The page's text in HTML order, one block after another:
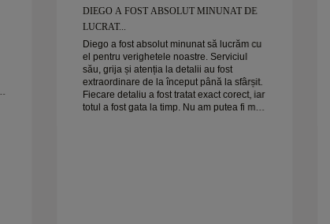
DIEGO A FOST ABSOLUT MINUNAT DE
LUCRAT...
Diego a fost absolut minunat să lucrăm cu
el pentru verighetele noastre. Serviciul
său, grija și atenția la detalii au fost
extraordinare de la început până la sfârșit.
Fiecare detaliu a fost tratat exact corect, iar
totul a fost gata la timp. Nu am putea fi mai